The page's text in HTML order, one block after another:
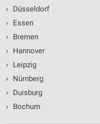
›
Düsseldorf
›
Essen
›
Bremen
›
Hannover
›
Leipzig
›
Nürnberg
›
Duisburg
›
Bochum